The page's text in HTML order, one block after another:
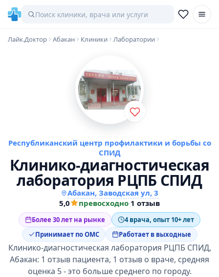
Лайк.Доктор Абакан Клиники Лаборатории
Республиканский центр профилактики и борьбы со
СПИД
Клинико-диагностическая
лаборатория РЦПБ СПИД
Абакан, Заводская ул, 3
5,0
превосходно·1 отзыв
Более 30 лет на рынке
4 врача, опыт 10+ лет
Принимает по ОМС
Работает в выходные
Клинико-диагностическая лаборатория РЦПБ СПИД,
Абакан: 1 отзыв пациента, 1 отзыв о враче, средняя
оценка 5 - это больше среднего по городу.